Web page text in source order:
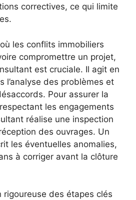
correctives, ce qui limite
les conflits immobiliers
compromettre un projet,
est cruciale. Il agit en
l’analyse des problèmes et
Pour assurer la
les engagements
réalise une inspection
des ouvrages. Un
les éventuelles anomalies,
à corriger avant la clôture
rigoureuse des étapes clés